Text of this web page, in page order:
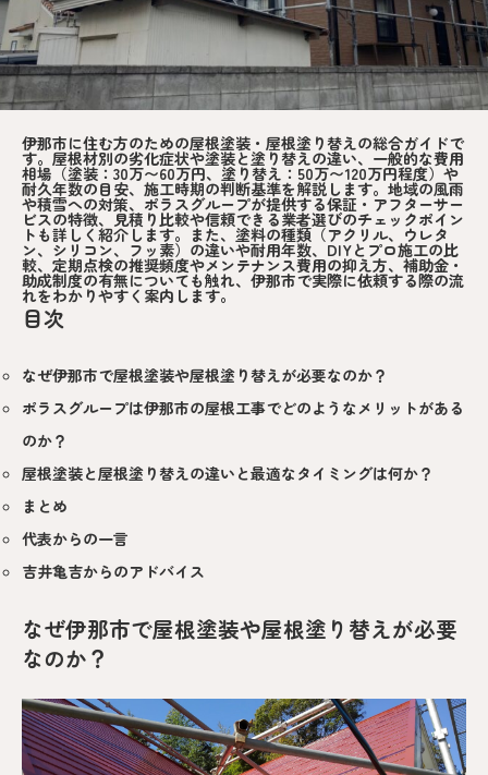
伊那市に住む方のための屋根塗装・屋根塗り替えの総合ガイドで
す。屋根材別の劣化症状や塗装と塗り替えの違い、一般的な費用
相場（塗装：30万〜60万円、塗り替え：50万〜120万円程度）や
耐久年数の目安、施工時期の判断基準を解説します。地域の風雨
や積雪への対策、ポラスグループが提供する保証・アフターサー
ビスの特徴、見積り比較や信頼できる業者選びのチェックポイン
トも詳しく紹介します。また、塗料の種類（アクリル、ウレタ
ン、シリコン、フッ素）の違いや耐用年数、DIYとプロ施工の比
較、定期点検の推奨頻度やメンテナンス費用の抑え方、補助金・
助成制度の有無についても触れ、伊那市で実際に依頼する際の流
れをわかりやすく案内します。
目次
なぜ伊那市で屋根塗装や屋根塗り替えが必要なのか？
ポラスグループは伊那市の屋根工事でどのようなメリットがある
のか？
屋根塗装と屋根塗り替えの違いと最適なタイミングは何か？
まとめ
代表からの一言
吉井亀吉からのアドバイス
なぜ伊那市で屋根塗装や屋根塗り替えが必要
なのか？